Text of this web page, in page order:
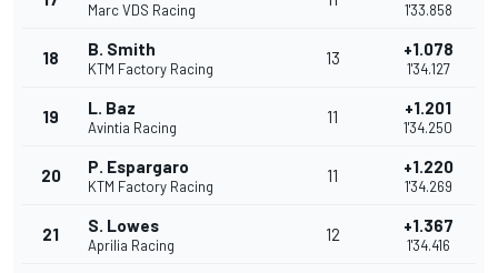
Marc VDS Racing 1'33.858
18 B. Smith
KTM Factory Racing
13 +1.078
1'34.127
19 L. Baz
Avintia Racing
11 +1.201
1'34.250
20 P. Espargaro
KTM Factory Racing
11 +1.220
1'34.269
21 S. Lowes
Aprilia Racing
12 +1.367
1'34.416